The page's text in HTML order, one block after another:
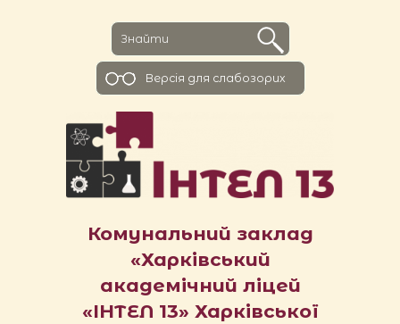
Комунальний заклад
«Харківський
академічний ліцей
«ІНТЕЛ 13» Харківської
Версiя для слабозорих